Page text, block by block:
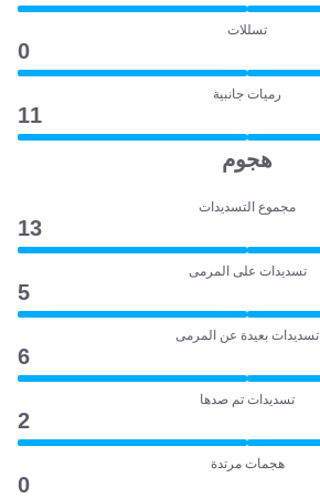
تسللات
0
رميات جانبية
11
هجوم
مجموع التسديدات
13
تسديدات على المرمى
5
تسديدات بعيدة عن المرمى
6
تسديدات تم صدها
2
هجمات مرتدة
0